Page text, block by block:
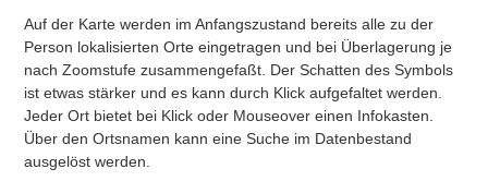
Auf der Karte werden im Anfangszustand bereits alle zu der
Person lokalisierten Orte eingetragen und bei Überlagerung je
nach Zoomstufe zusammengefaßt. Der Schatten des Symbols
ist etwas stärker und es kann durch Klick aufgefaltet werden.
Jeder Ort bietet bei Klick oder Mouseover einen Infokasten.
Über den Ortsnamen kann eine Suche im Datenbestand
ausgelöst werden.